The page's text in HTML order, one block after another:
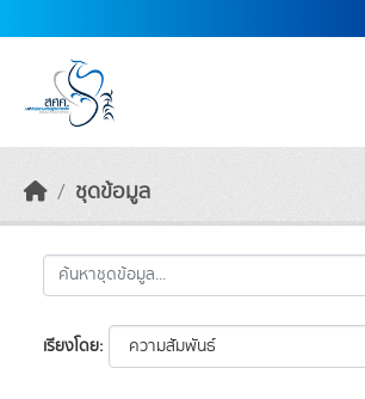
ชุดข้อมูล
เรียงโดย